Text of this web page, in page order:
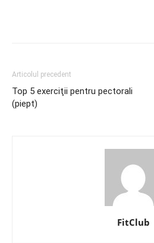
Articolul precedent
Top 5 exerciţii pentru pectorali
(piept)
FitClub